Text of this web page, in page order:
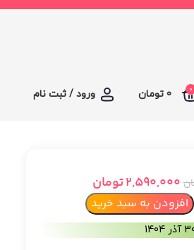
0
0 تومان ورود / ثبت نام
2,590,000تومان
افزودن به سبد خرید